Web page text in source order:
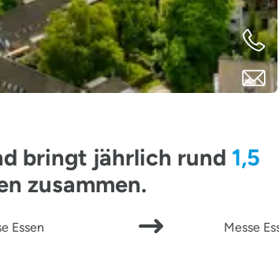
bringt jährlich rund 1,5
zusammen.
Essen Messe